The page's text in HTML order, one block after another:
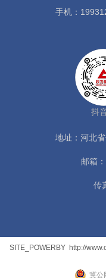
手机：
抖
地址：河北
邮箱
传
SITE_POWERBY http://
冀公